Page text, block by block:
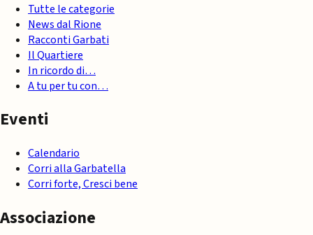
Tutte le categorie
News dal Rione
Racconti Garbati
Il Quartiere
In ricordo di…
A tu per tu con…
Eventi
Calendario
Corri alla Garbatella
Corri forte, Cresci bene
Associazione